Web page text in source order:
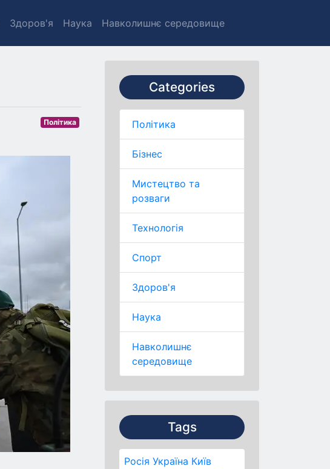
Здоров'я Наука Навколишнє середовище
Categories
Політика
Бізнес
Мистецтво та
розваги
Технологія
Спорт
Здоров'я
Наука
Навколишнє
середовище
Tags
Росія Україна Київ
Політика